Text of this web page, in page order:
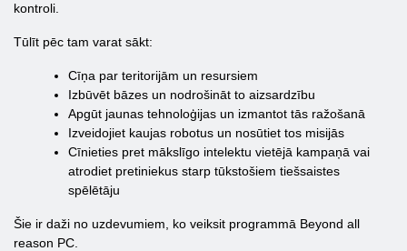
kontroli.
Tūlīt pēc tam varat sākt:
Cīņa par teritorijām un resursiem
Izbūvēt bāzes un nodrošināt to aizsardzību
Apgūt jaunas tehnoloģijas un izmantot tās ražošanā
Izveidojiet kaujas robotus un nosūtiet tos misijās
Cīnieties pret mākslīgo intelektu vietējā kampaņā vai
atrodiet pretiniekus starp tūkstošiem tiešsaistes
spēlētāju
Šie ir daži no uzdevumiem, ko veiksit programmā Beyond all
reason PC.